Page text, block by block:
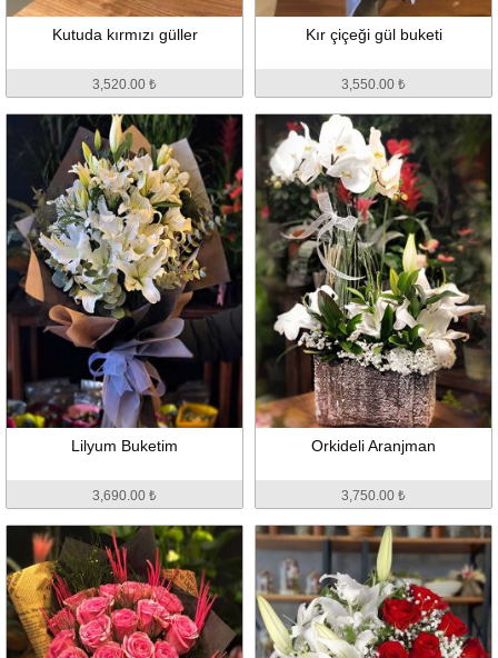
Kutuda kırmızı güller
3,520.00 ₺
Kır çiçeği gül buketi
3,550.00 ₺
Lilyum Buketim
3,690.00 ₺
Orkideli Aranjman
3,750.00 ₺